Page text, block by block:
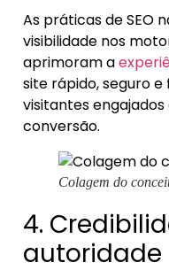
As práticas de SEO
visibilidade nos
aprimoram a
site rápido, seguro
visitantes
conversão.
Colagem do
4.
autoridade